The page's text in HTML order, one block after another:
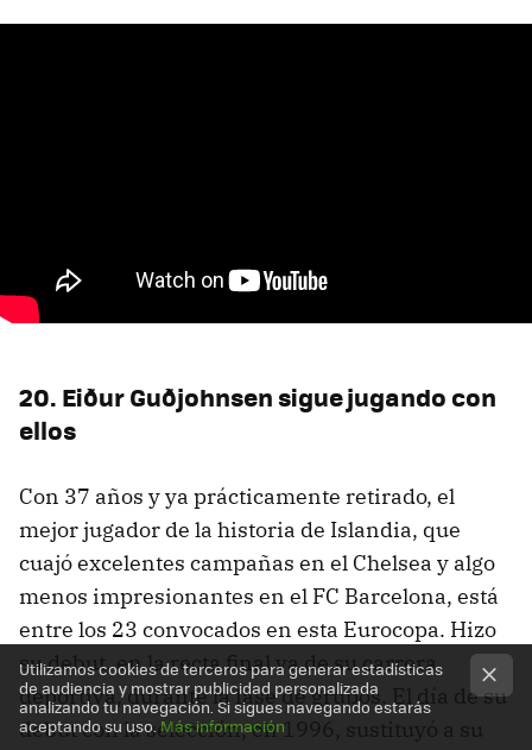
20. Eiður Guðjohnsen sigue jugando con
ellos
Con 37 años y ya prácticamente retirado, el
mejor jugador de la historia de Islandia, que
cuajó excelentes campañas en el Chelsea y algo
menos impresionantes en el FC Barcelona, está
entre los 23 convocados en esta Eurocopa. Hizo
su debut, en la recta final ya de su carrera
deportiva, durante la fase de grupos. El día de su
debut con la selección, en 1996, sustituyó a su
Utilizamos cookies de terceros para generar estadísticas
de audiencia y mostrar publicidad personalizada
analizando tu navegación. Si sigues navegando estarás
aceptando su uso.Más información